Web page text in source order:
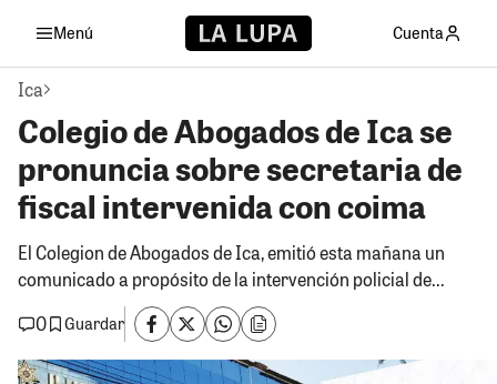
Menú Cuenta
Ica
Colegio de Abogados de Ica se
pronuncia sobre secretaria de
fiscal intervenida con coima
El Colegion de Abogados de Ica, emitió esta mañana un
comunicado a propósito de la intervención policial de...
0
Guardar